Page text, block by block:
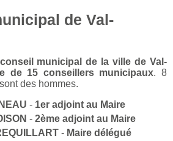
de Val-
conseil municipal de la ville de Val-
de 15 conseillers municipaux. 8
des hommes.
- 1er adjoint au Maire
- 2ème adjoint au Maire
- Maire délégué